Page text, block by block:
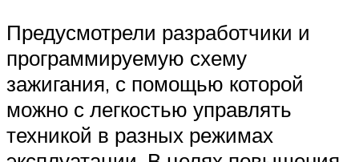
Предусмотрели разработчики и
программируемую схему
зажигания, с помощью которой
можно с легкостью управлять
техникой в разных режимах